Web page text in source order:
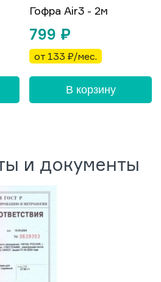
Гофра Air3 - 2м
799 ₽
от 133 ₽/мес.
В корзину
и документы